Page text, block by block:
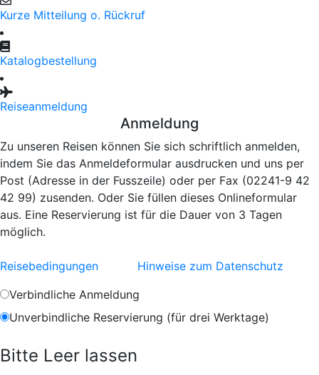
Kurze Mitteilung o. Rückruf
Katalogbestellung
Reiseanmeldung
Anmeldung
Zu unseren Reisen können Sie sich schriftlich anmelden,
indem Sie das Anmeldeformular ausdrucken und uns per
Post (Adresse in der Fusszeile) oder per Fax (02241-9 42
42 99) zusenden. Oder Sie füllen dieses Onlineformular
aus. Eine Reservierung ist für die Dauer von 3 Tagen
möglich.
Reisebedingungen
Hinweise zum Datenschutz
Verbindliche Anmeldung
Unverbindliche Reservierung (für drei Werktage)
Bitte Leer lassen